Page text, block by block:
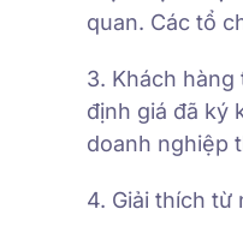
quan. Các tổ
3. Khách
định giá đã ký
doanh nghiệp
4. Giải thích từ